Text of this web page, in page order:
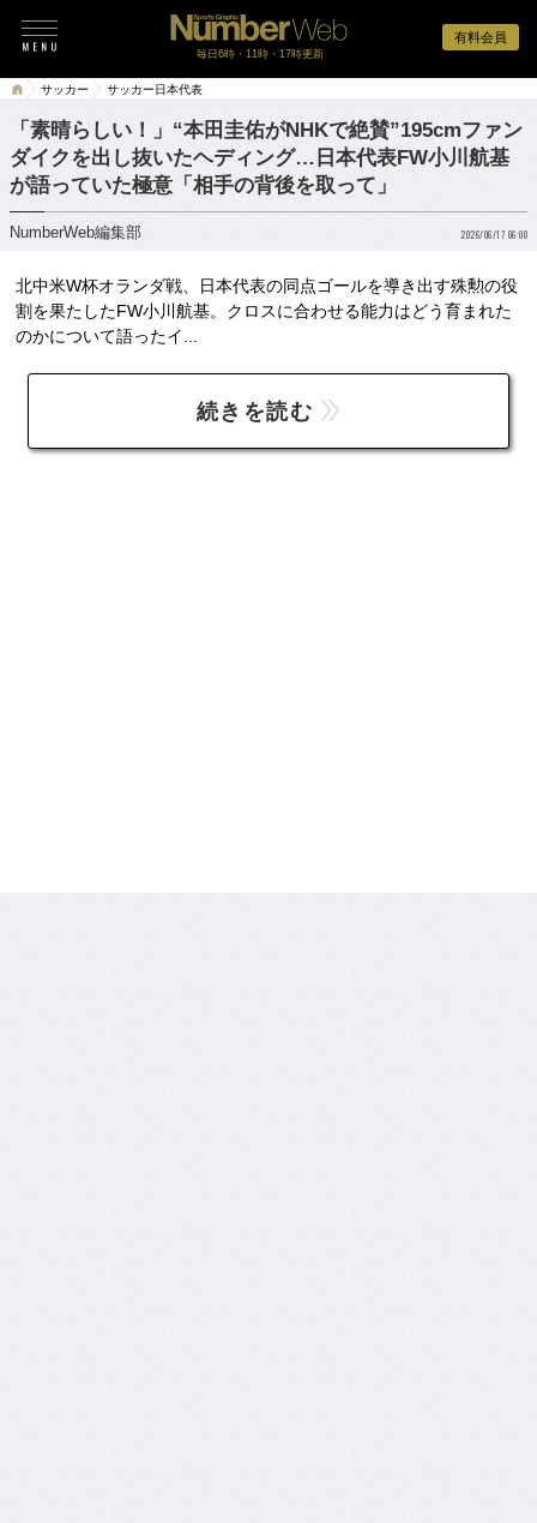
有料会員
毎日6時・11時・17時更新
サッカー サッカー日本代表
「素晴らしい！」“本田圭佑がNHKで絶賛”195cmファン
ダイクを出し抜いたヘディング…日本代表FW小川航基
が語っていた極意「相手の背後を取って」
NumberWeb編集部 2026/06/17 06:00
北中米W杯オランダ戦、日本代表の同点ゴールを導き出す殊勲の役
割を果たしたFW小川航基。クロスに合わせる能力はどう育まれた
のかについて語ったイ...
続きを読む